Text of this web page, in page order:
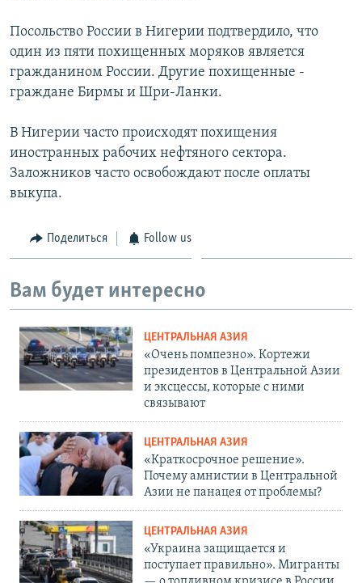
Посольство России в Нигерии подтвердило, что
один из пяти похищенных моряков является
гражданином России. Другие похищенные -
граждане Бирмы и Шри-Ланки.
В Нигерии часто происходят похищения
иностранных рабочих нефтяного сектора.
Заложников часто освобождают после оплаты
выкупа.
Поделиться Follow us
Вам будет интересно
ЦЕНТРАЛЬНАЯ АЗИЯ
«Очень помпезно». Кортежи
президентов в Центральной Азии
и эксцессы, которые с ними
связывают
ЦЕНТРАЛЬНАЯ АЗИЯ
«Краткосрочное решение».
Почему амнистии в Центральной
Азии не панацея от проблемы?
ЦЕНТРАЛЬНАЯ АЗИЯ
«Украина защищается и
поступает правильно». Мигранты